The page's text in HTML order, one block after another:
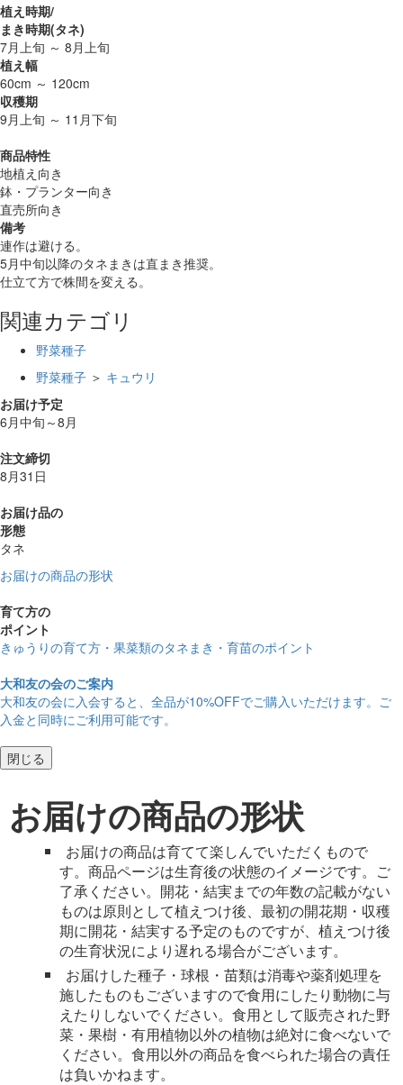
植え時期/
まき時期(タネ)
7月上旬 ～ 8月上旬
植え幅
60cm ～ 120cm
収穫期
9月上旬 ～ 11月下旬
商品特性
地植え向き
鉢・プランター向き
直売所向き
備考
連作は避ける。
5月中旬以降のタネまきは直まき推奨。
仕立て方で株間を変える。
関連カテゴリ
野菜種子
野菜種子 ＞ キュウリ
お届け予定
6月中旬～8月
注文締切
8月31日
お届け品の
形態
タネ
お届けの商品の形状
育て方の
ポイント
きゅうりの育て方・果菜類のタネまき・育苗のポイント
大和友の会のご案内
大和友の会に入会すると、 全品が10%OFFでご購入いただけます。ご
入金と同時にご利用可能です。
閉じる
お届けの商品の形状
お届けの商品は育てて楽しんでいただくもので
す。商品ページは生育後の状態のイメージです。ご
了承ください。開花・結実までの年数の記載がない
ものは原則として植えつけ後、最初の開花期・収穫
期に開花・結実する予定のものですが、植えつけ後
の生育状況により遅れる場合がございます。
お届けした種子・球根・苗類は消毒や薬剤処理を
施したものもございますので食用にしたり動物に与
えたりしないでください。食用として販売された野
菜・果樹・有用植物以外の植物は絶対に食べないで
ください。食用以外の商品を食べられた場合の責任
は負いかねます。